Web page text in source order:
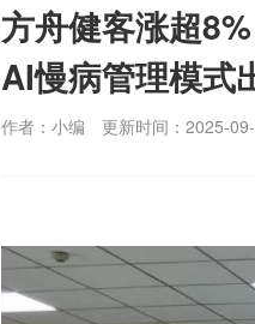
方舟健客涨超
AI慢病管理模式
作者：小编 更新时间：2025-